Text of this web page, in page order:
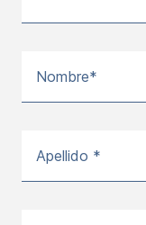
Nombre*
Apellido *